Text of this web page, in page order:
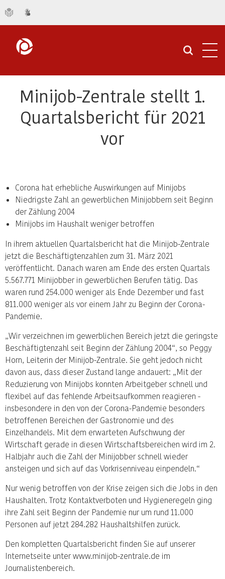
Minijob-Zentrale stellt 1.
Quartalsbericht für 2021
vor
Corona hat erhebliche Auswirkungen auf Minijobs
Niedrigste Zahl an gewerblichen Minijobbern seit Beginn
der Zählung 2004
Minijobs im Haushalt weniger betroffen
In ihrem aktuellen Quartalsbericht hat die Minijob-Zentrale
jetzt die Beschäftigtenzahlen zum 31. März 2021
veröffentlicht. Danach waren am Ende des ersten Quartals
5.567.771 Minijobber in gewerblichen Berufen tätig. Das
waren rund 254.000 weniger als Ende Dezember und fast
811.000 weniger als vor einem Jahr zu Beginn der Corona-
Pandemie.
„Wir verzeichnen im gewerblichen Bereich jetzt die geringste
Beschäftigtenzahl seit Beginn der Zählung 2004“, so Peggy
Horn, Leiterin der Minijob-Zentrale. Sie geht jedoch nicht
davon aus, dass dieser Zustand lange andauert: „Mit der
Reduzierung von Minijobs konnten Arbeitgeber schnell und
flexibel auf das fehlende Arbeitsaufkommen reagieren -
insbesondere in den von der Corona-Pandemie besonders
betroffenen Bereichen der Gastronomie und des
Einzelhandels. Mit dem erwarteten Aufschwung der
Wirtschaft gerade in diesen Wirtschaftsbereichen wird im 2.
Halbjahr auch die Zahl der Minijobber schnell wieder
ansteigen und sich auf das Vorkrisenniveau einpendeln.“
Nur wenig betroffen von der Krise zeigen sich die Jobs in den
Haushalten. Trotz Kontaktverboten und Hygieneregeln ging
ihre Zahl seit Beginn der Pandemie nur um rund 11.000
Personen auf jetzt 284.282 Haushaltshilfen zurück.
Den kompletten Quartalsbericht finden Sie auf unserer
Internetseite unter www.minijob-zentrale.de im
Journalistenbereich.